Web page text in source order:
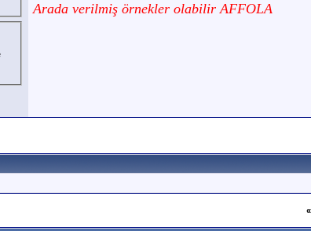
Arada verilmiş örnekler olabilir AFFOLA
«